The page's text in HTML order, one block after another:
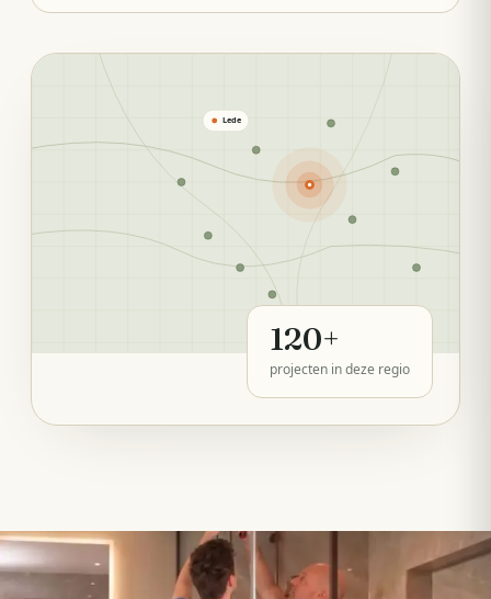
Lede
120+
projecten in deze regio